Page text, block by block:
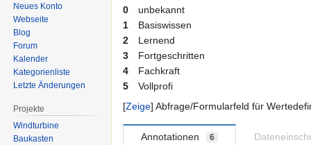
0
unbekannt
1
Basiswissen
2
Lernend
3
Fortgeschritten
4
Fachkraft
5
Vollprofi
Zeige Abfrage/Formularfeld für
Annotationen 6
Neues Konto
Webseite
Blog
Forum
Kalender
Kategorienliste
Letzte Änderungen
Projekte
Windturbine
Baukasten